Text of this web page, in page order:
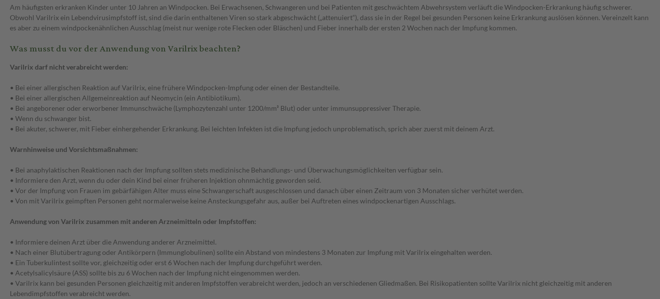
Am häufigsten erkranken Kinder unter 10 Jahren an Windpocken. Bei Erwachsenen, Schwangeren und bei Patienten mit geschwächtem Abwehrsystem verläuft die Windpocken-Erkrankung häufig schwerer.
Obwohl Varilrix ein Lebendvirusimpfstoff ist, sind die darin enthaltenen Viren so stark abgeschwächt („attenuiert“), dass sie in der Regel bei gesunden Personen keine Erkrankung auslösen können. Vereinzelt kann
es aber zu einem windpockenähnlichen Ausschlag (meist nur wenige rote Flecken oder Bläschen) und Fieber innerhalb der ersten 2 Wochen nach der Impfung kommen.
Was musst du vor der Anwendung von Varilrix beachten?
Varilrix darf nicht verabreicht werden:
• Bei einer allergischen Reaktion auf Varilrix, eine frühere Windpocken-Impfung oder einen der Bestandteile.
• Bei einer allergischen Allgemeinreaktion auf Neomycin (ein Antibiotikum).
• Bei angeborener oder erworbener Immunschwäche (Lymphozytenzahl unter 1200/mm³ Blut) oder unter immunsuppressiver Therapie.
• Wenn du schwanger bist.
• Bei akuter, schwerer, mit Fieber einhergehender Erkrankung. Bei leichten Infekten ist die Impfung jedoch unproblematisch, sprich aber zuerst mit deinem Arzt.
Warnhinweise und Vorsichtsmaßnahmen:
• Bei anaphylaktischen Reaktionen nach der Impfung sollten stets medizinische Behandlungs- und Überwachungsmöglichkeiten verfügbar sein.
• Informiere den Arzt, wenn du oder dein Kind bei einer früheren Injektion ohnmächtig geworden seid.
• Vor der Impfung von Frauen im gebärfähigen Alter muss eine Schwangerschaft ausgeschlossen und danach über einen Zeitraum von 3 Monaten sicher verhütet werden.
• Von mit Varilrix geimpften Personen geht normalerweise keine Ansteckungsgefahr aus, außer bei Auftreten eines windpockenartigen Ausschlags.
Anwendung von Varilrix zusammen mit anderen Arzneimitteln oder Impfstoffen:
• Informiere deinen Arzt über die Anwendung anderer Arzneimittel.
• Nach einer Blutübertragung oder Antikörpern (Immunglobulinen) sollte ein Abstand von mindestens 3 Monaten zur Impfung mit Varilrix eingehalten werden.
• Ein Tuberkulintest sollte vor, gleichzeitig oder erst 6 Wochen nach der Impfung durchgeführt werden.
• Acetylsalicylsäure (ASS) sollte bis zu 6 Wochen nach der Impfung nicht eingenommen werden.
• Varilrix kann bei gesunden Personen gleichzeitig mit anderen Impfstoffen verabreicht werden, jedoch an verschiedenen Gliedmaßen. Bei Risikopatienten sollte Varilrix nicht gleichzeitig mit anderen
Lebendimpfstoffen verabreicht werden.